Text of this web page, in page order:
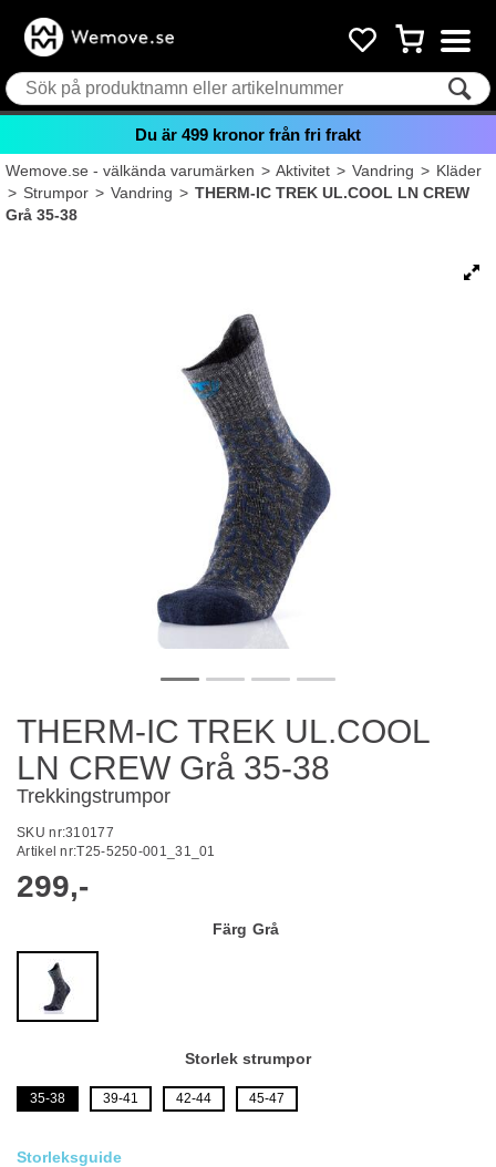
Du är 499 kronor från fri frakt
Wemove.se - välkända varumärken>Aktivitet>Vandring>Kläder
>Strumpor>Vandring>THERM-IC TREK UL.COOL LN CREW
Grå 35-38
THERM-IC TREK UL.COOL
LN CREW Grå 35-38
Trekkingstrumpor
SKU nr:310177
Artikel nr:T25-5250-001_31_01
299,-
Färg Grå
Storlek strumpor
35-38 39-41 42-44 45-47